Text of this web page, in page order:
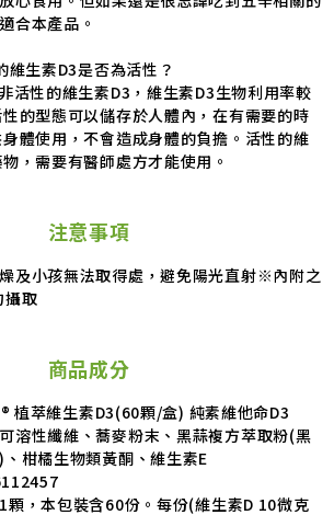
合本產品。
維生素D3是否為活性？
活性的維生素D3，維生素D3生物利用率較
的型態可以儲存於人體內，在有需要的時
體使用，不會造成身體的負擔。活性的維
，需要有醫師處方才能使用。
注意事項
及小孩無法取得處，避免陽光直射※內附之
攝取
商品成分
植萃維生素D3(60顆/盒) 純素維他命D3
溶性纖維、蕎麥粉末、黑蒜複方萃取粉(黑
柑橘生物類黃酮、維生素E
顆，本包裝含60份。每份(維生素D 10微克